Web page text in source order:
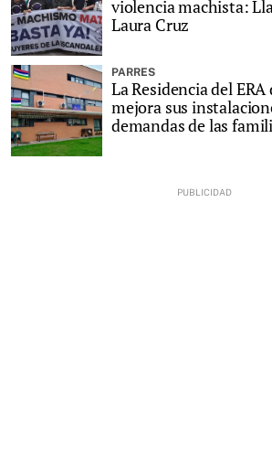
violencia machista:
Laura Cruz
PARRES
La Residencia del
mejora sus
demandas de las